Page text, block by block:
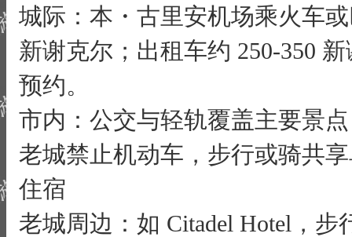
城际：本・古里安机场乘火车
新谢克尔；出租车约 250-350
预约。
市内：公交与轻轨覆盖主要景
老城禁止机动车，步行或骑共
住宿
老城周边：如 Citadel Hotel，步